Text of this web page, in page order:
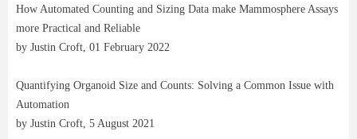
How Automated Counting and Sizing Data make Mammosphere Assays
more Practical and Reliable
by Justin Croft, 01 February 2022
Quantifying Organoid Size and Counts: Solving a Common Issue with
Automation
by Justin Croft, 5 August 2021